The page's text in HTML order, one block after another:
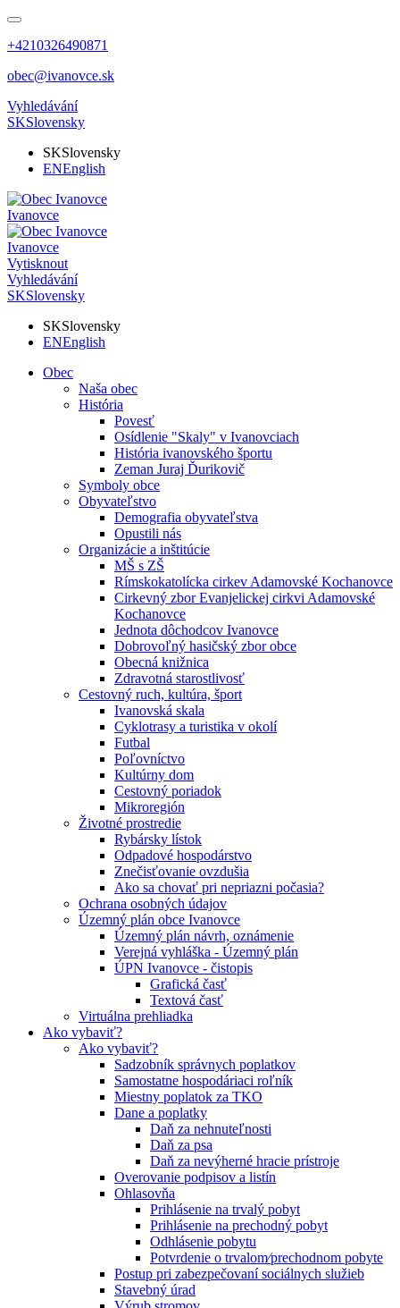
+4210326490871
obec@ivanovce.sk
Vyhledávání
SKSlovensky
SKSlovensky
ENEnglish
Ivanovce
Ivanovce
Vytisknout
Vyhledávání
SKSlovensky
SKSlovensky
ENEnglish
Obec
Naša obec
História
Povesť
Osídlenie "Skaly" v Ivanovciach
História ivanovského športu
Zeman Juraj Ďurikovič
Symboly obce
Obyvateľstvo
Demografia obyvateľstva
Opustili nás
Organizácie a inštitúcie
MŠ s ZŠ
Rímskokatolícka cirkev Adamovské Kochanovce
Cirkevný zbor Evanjelickej cirkvi Adamovské
Kochanovce
Jednota dôchodcov Ivanovce
Dobrovoľný hasičský zbor obce
Obecná knižnica
Zdravotná starostlivosť
Cestovný ruch, kultúra, šport
Ivanovská skala
Cyklotrasy a turistika v okolí
Futbal
Poľovníctvo
Kultúrny dom
Cestovný poriadok
Mikroregión
Životné prostredie
Rybársky lístok
Odpadové hospodárstvo
Znečisťovanie ovzdušia
Ako sa chovať pri nepriazni počasia?
Ochrana osobných údajov
Územný plán obce Ivanovce
Územný plán návrh, oznámenie
Verejná vyhláška - Územný plán
ÚPN Ivanovce - čistopis
Grafická časť
Textová časť
Virtuálna prehliadka
Ako vybaviť?
Ako vybaviť?
Sadzobník správnych poplatkov
Samostatne hospodáriaci roľník
Miestny poplatok za TKO
Dane a poplatky
Daň za nehnuteľnosti
Daň za psa
Daň za nevýherné hracie prístroje
Overovanie podpisov a listín
Ohlasovňa
Prihlásenie na trvalý pobyt
Prihlásenie na prechodný pobyt
Odhlásenie pobytu
Potvrdenie o trvalom⁄prechodnom pobyte
Postup pri zabezpečovaní sociálnych služieb
Stavebný úrad